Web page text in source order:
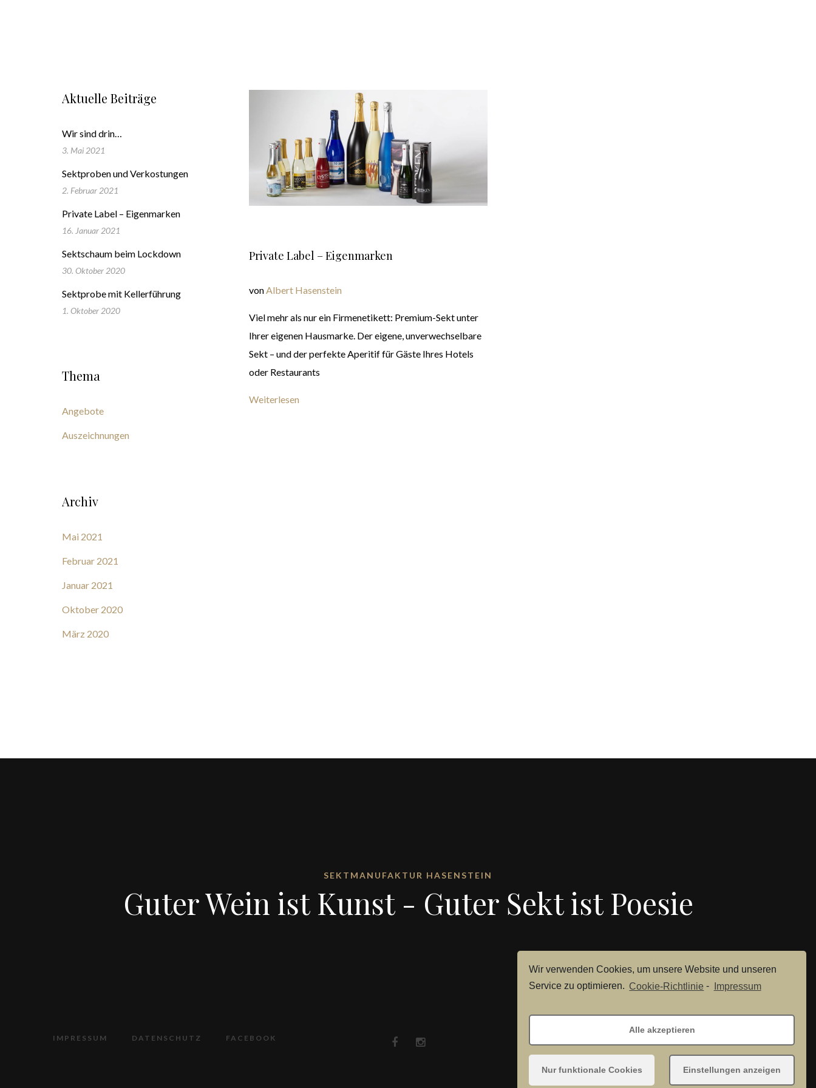
Wir verwenden Cookies, um unsere Website und unseren
Service zu optimieren. Cookie-Richtlinie - Impressum
Alle akzeptieren
Nur funktionale Cookies Einstellungen anzeigen
Private Label – Eigenmarken
vonAlbert Hasenstein
Viel mehr als nur ein Firmenetikett: Premium-Sekt unter
Ihrer eigenen Hausmarke. Der eigene, unverwechselbare
Sekt – und der perfekte Aperitif für Gäste Ihres Hotels
oder Restaurants
Weiterlesen
Aktuelle Beiträge
Wir sind drin…
3. Mai 2021
Sektproben und Verkostungen
2. Februar 2021
Private Label – Eigenmarken
16. Januar 2021
Sektschaum beim Lockdown
30. Oktober 2020
Sektprobe mit Kellerführung
1. Oktober 2020
Thema
Angebote
Auszeichnungen
Archiv
Mai 2021
Februar 2021
Januar 2021
Oktober 2020
März 2020
SEKTMANUFAKTUR HASENSTEIN
Guter Wein ist Kunst - Guter Sekt ist Poesie
IMPRESSUM DATENSCHUTZ FACEBOOK